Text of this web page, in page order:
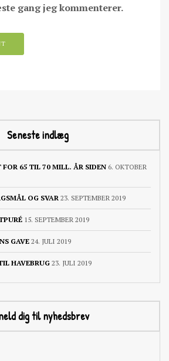
gang jeg kommenterer.
Seneste indlæg
FOR 65 TIL 70 MILL. ÅR SIDEN 6. OKTOBER
OG SVAR 23. SEPTEMBER 2019
15. SEPTEMBER 2019
GAVE 24. JULI 2019
HAVEBRUG 23. JULI 2019
dig til nyhedsbrev